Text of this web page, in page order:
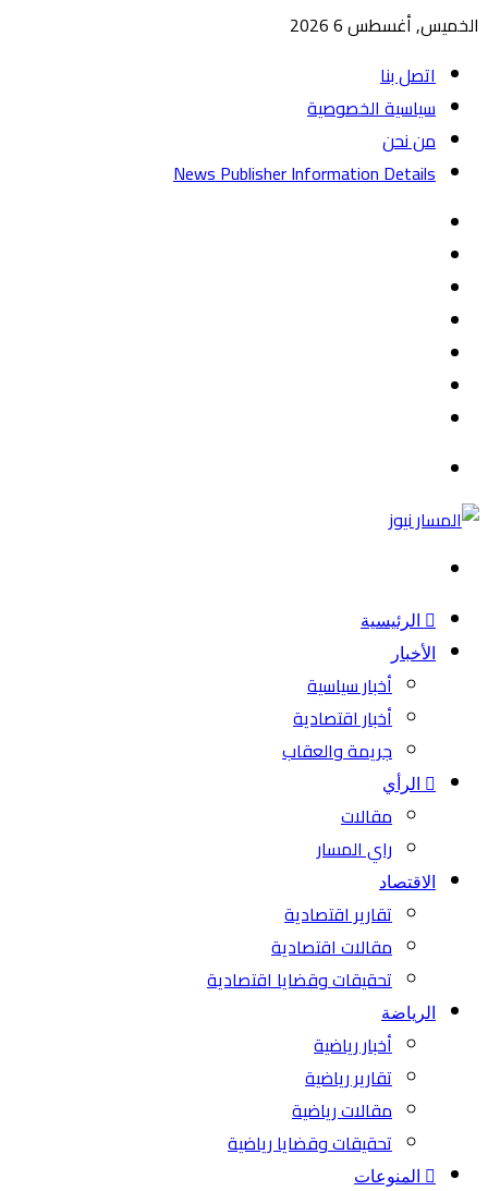
الخميس, أغسطس 6 2026
اتصل بنا
سياسية الخصوصية
من نحن
News Publisher Information Details
الرئيسية
الأخبار
أخبار سياسية
أخبار اقتصادية
جريمة والعقاب
الرأي
مقالات
راي المسار
الاقتصاد
تقارير اقتصادية
مقالات اقتصادية
تحقيقات وقضايا اقتصادية
الرياضة
أخبار رياضية
تقارير رياضية
مقالات رياضية
تحقيقات وقضايا رياضية
المنوعات